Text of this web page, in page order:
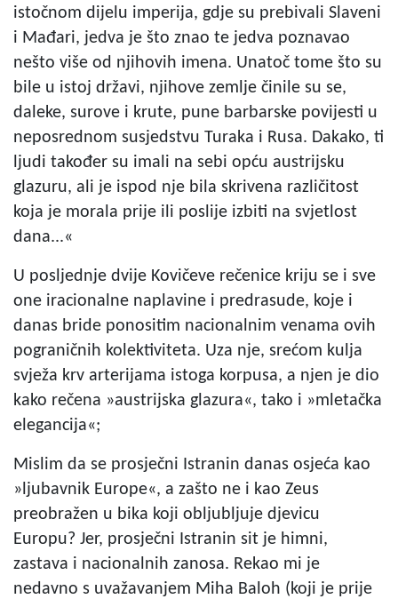
istočnom dijelu imperija, gdje su prebivali Slaveni
i Mađari, jedva je što znao te jedva poznavao
nešto više od njihovih imena. Unatoč tome što su
bile u istoj državi, njihove zemlje činile su se,
daleke, surove i krute, pune barbarske povijesti u
neposrednom susjedstvu Turaka i Rusa. Dakako, ti
ljudi također su imali na sebi opću austrijsku
glazuru, ali je ispod nje bila skrivena različitost
koja je morala prije ili poslije izbiti na svjetlost
dana...«
U posljednje dvije Kovičeve rečenice kriju se i sve
one iracionalne naplavine i predrasude, koje i
danas bride ponositim nacionalnim venama ovih
pograničnih kolektiviteta. Uza nje, srećom kulja
svježa krv arterijama istoga korpusa, a njen je dio
kako rečena »austrijska glazura«, tako i »mletačka
elegancija«;
Mislim da se prosječni Istranin danas osjeća kao
»ljubavnik Europe«, a zašto ne i kao Zeus
preobražen u bika koji obljubljuje djevicu
Europu? Jer, prosječni Istranin sit je himni,
zastava i nacionalnih zanosa. Rekao mi je
nedavno s uvažavanjem Miha Baloh (koji je prije